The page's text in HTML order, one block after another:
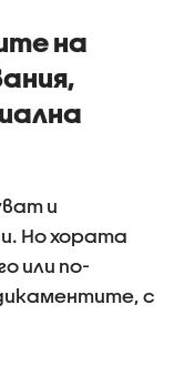
на
и
Но хората
или по-
с